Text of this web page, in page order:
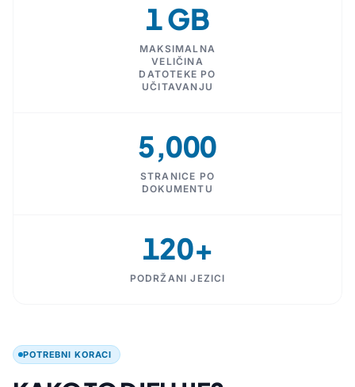
1 GB
MAKSIMALNA
VELIČINA
DATOTEKE PO
UČITAVANJU
5,000
STRANICE PO
DOKUMENTU
120+
PODRŽANI JEZICI
POTREBNI KORACI